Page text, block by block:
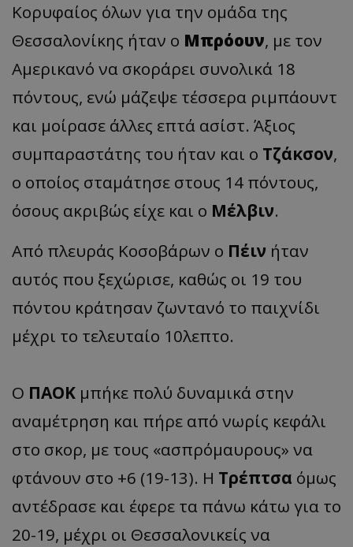
Κορυφαίος όλων για την ομάδα της
Θεσσαλονίκης ήταν ο Μπρόουν, με τον
Αμερικανό να σκοράρει συνολικά 18
πόντους, ενώ μάζεψε τέσσερα ριμπάουντ
και μοίρασε άλλες επτά ασίστ. Άξιος
συμπαραστάτης του ήταν και ο Τζάκσον,
ο οποίος σταμάτησε στους 14 πόντους,
όσους ακριβώς είχε και ο Μέλβιν.
Από πλευράς Κοσοβάρων ο Πέιν ήταν
αυτός που ξεχώρισε, καθώς οι 19 του
πόντου κράτησαν ζωντανό το παιχνίδι
μέχρι το τελευταίο 10λεπτο.
Ο ΠΑΟΚ μπήκε πολύ δυναμικά στην
αναμέτρηση και πήρε από νωρίς κεφάλι
στο σκορ, με τους «ασπρόμαυρους» να
φτάνουν στο +6 (19-13). Η Τρέπτσα όμως
αντέδρασε και έφερε τα πάνω κάτω για το
20-19, μέχρι οι Θεσσαλονικείς να